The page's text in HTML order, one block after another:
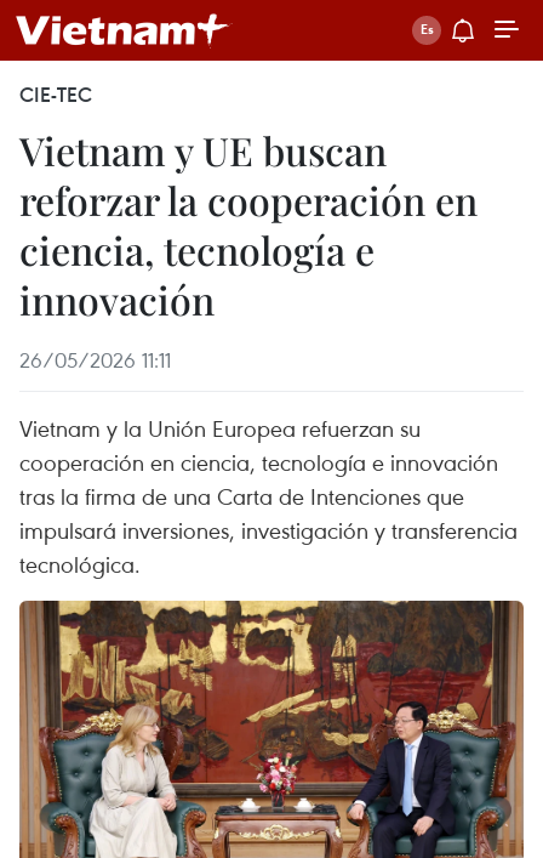
CIE-TEC
Vietnam y UE buscan
reforzar la cooperación en
ciencia, tecnología e
innovación
26/05/2026 11:11
Vietnam y la Unión Europea refuerzan su
cooperación en ciencia, tecnología e innovación
tras la firma de una Carta de Intenciones que
impulsará inversiones, investigación y transferencia
tecnológica.